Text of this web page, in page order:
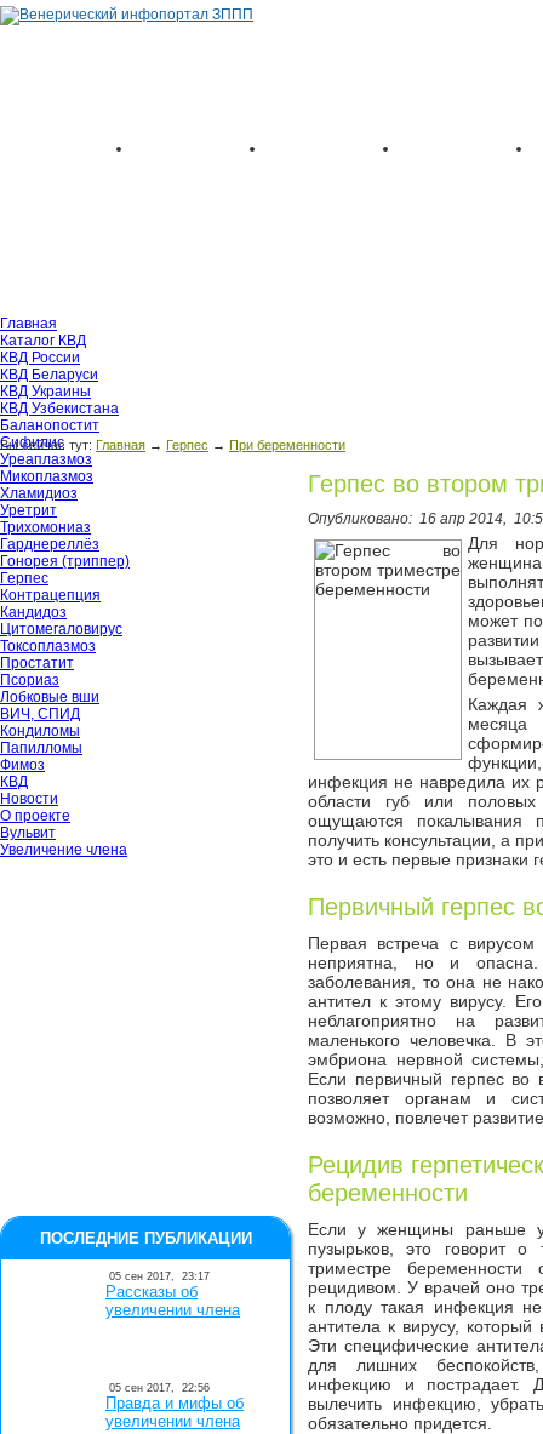
Главная
Каталог КВД
КВД России
КВД Беларуси
КВД Украины
КВД Узбекистана
Баланопостит
Сифилис
Уреаплазмоз
Микоплазмоз
Хламидиоз
Уретрит
Трихомониаз
Гарднереллёз
Гонорея (триппер)
Герпес
Контрацепция
Кандидоз
Цитомегаловирус
Токсоплазмоз
Простатит
Псориаз
Лобковые вши
ВИЧ, СПИД
Кондиломы
Папилломы
Фимоз
КВД
Новости
О проекте
Вульвит
Увеличение члена
Вы сейчас тут: Главная → Герпес → При беременности
Герпес во втором
Опубликовано: 16 апр 2014,
Для
женщина
может
Каждая
месяца
инфекция не навредила их
области губ или
ощущаются покалывания
получить консультации, а
это и есть первые признаки
Первичный герпес
Первая встреча с
неприятна, но и
заболевания, то она не
антител к этому вирусу.
неблагоприятно на
маленького человечка. В
эмбриона нервной
Если первичный герпес во
позволяет органам и
возможно, повлечет
Рецидив
беременности
Если у женщины раньше
пузырьков, это говорит
триместре беременности
рецидивом. У врачей оно
к плоду такая инфекция
антитела к вирусу,
Эти специфические
для лишних
инфекцию и пострадает.
вылечить инфекцию,
обязательно придется.
ПОСЛЕДНИЕ ПУБЛИКАЦИИ
05 сен 2017, 23:17
Рассказы об
увеличении члена
05 сен 2017, 22:56
Правда и мифы об
увеличении члена